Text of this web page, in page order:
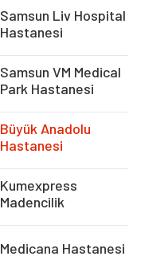
Samsun Liv Hospital
Hastanesi
Samsun VM Medical
Park Hastanesi
Büyük Anadolu
Hastanesi
Kumexpress
Madencilik
Medicana Hastanesi